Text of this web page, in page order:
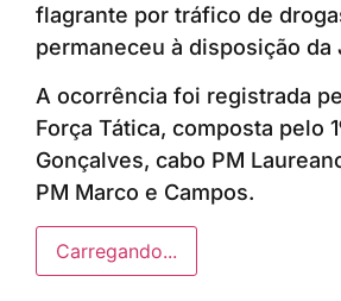
flagrante por tráfico de
permaneceu à disposição da
A ocorrência foi registrada
Força Tática, composta pelo
Gonçalves, cabo PM
PM Marco e Campos.
Carregando...
Anunciar ou recomendar